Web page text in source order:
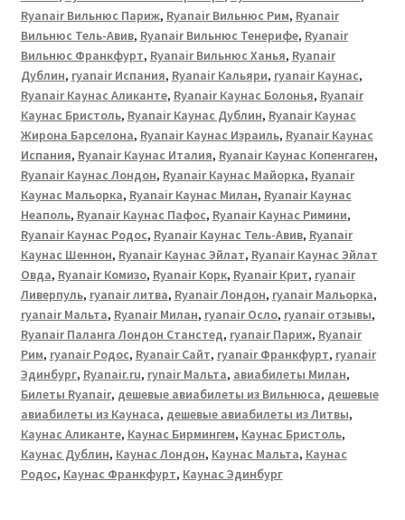
Ryanair Вильнюс Париж, Ryanair Вильнюс Рим, Ryanair
Вильнюс Тель-Авив, Ryanair Вильнюс Тенерифе, Ryanair
Вильнюс Франкфурт, Ryanair Вильнюс Ханья, Ryanair
Дублин, ryanair Испания, Ryanair Кальяри, ryanair Каунас,
Ryanair Каунас Аликанте, Ryanair Каунас Болонья, Ryanair
Каунас Бристоль, Ryanair Каунас Дублин, Ryanair Каунас
Жирона Барселона, Ryanair Каунас Израиль, Ryanair Каунас
Испания, Ryanair Каунас Италия, Ryanair Каунас Копенгаген,
Ryanair Каунас Лондон, Ryanair Каунас Майорка, Ryanair
Каунас Мальорка, Ryanair Каунас Милан, Ryanair Каунас
Неаполь, Ryanair Каунас Пафос, Ryanair Каунас Римини,
Ryanair Каунас Родос, Ryanair Каунас Тель-Авив, Ryanair
Каунас Шеннон, Ryanair Каунас Эйлат, Ryanair Каунас Эйлат
Овда, Ryanair Комизо, Ryanair Корк, Ryanair Крит, ryanair
Ливерпуль, ryanair литва, Ryanair Лондон, ryanair Мальорка,
ryanair Мальта, Ryanair Милан, ryanair Осло, ryanair отзывы,
Ryanair Паланга Лондон Станстед, ryanair Париж, Ryanair
Рим, ryanair Родос, Ryanair Сайт, ryanair Франкфурт, ryanair
Эдинбург, Ryanair.ru, rynair Мальта, авиабилеты Милан,
Билеты Ryanair, дешевые авиабилеты из Вильнюса, дешевые
авиабилеты из Каунаса, дешевые авиабилеты из Литвы,
Каунас Аликанте, Каунас Бирмингем, Каунас Бристоль,
Каунас Дублин, Каунас Лондон, Каунас Мальта, Каунас
Родос, Каунас Франкфурт, Каунас Эдинбург